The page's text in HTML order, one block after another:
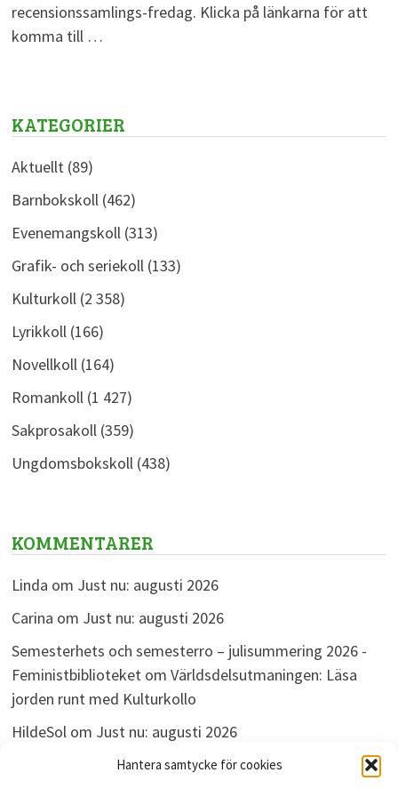
Hantera samtycke för cookies
recensionssamlings-fredag. Klicka på länkarna för att
komma till …
KATEGORIER
Aktuellt(89)
Barnbokskoll(462)
Evenemangskoll(313)
Grafik- och seriekoll(133)
Kulturkoll(2 358)
Lyrikkoll(166)
Novellkoll(164)
Romankoll(1 427)
Sakprosakoll(359)
Ungdomsbokskoll(438)
KOMMENTARER
Linda om Just nu: augusti 2026
Carina om Just nu: augusti 2026
Semesterhets och semesterro – julisummering 2026 -
Feministbiblioteketom Världsdelsutmaningen: Läsa
jorden runt med Kulturkollo
HildeSolom Just nu: augusti 2026
omJust nu: augusti 2026